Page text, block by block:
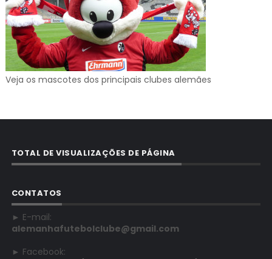
Veja os mascotes dos principais clubes alemães
TOTAL DE VISUALIZAÇÕES DE PÁGINA
CONTATOS
► E-mail:
alemanhafutebolclube@gmail.com
► Facebook: